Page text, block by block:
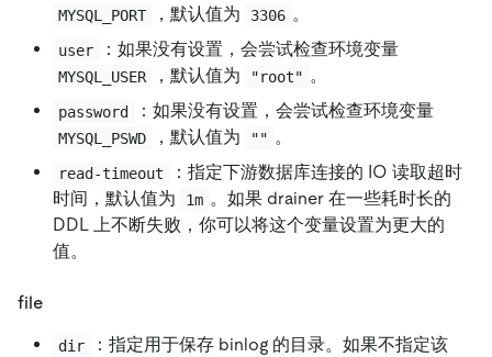
MYSQL_PORT ，默认值为 3306 。
user ：如果没有设置，会尝试检查环境变量
MYSQL_USER ，默认值为 "root" 。
password ：如果没有设置，会尝试检查环境变量
MYSQL_PSWD ，默认值为 "" 。
read-timeout
：指定下游数据库连接的 IO 读取超时
时间，默认值为
1m 。如果 drainer 在一些耗时长的
DDL 上不断失败，你可以将这个变量设置为更大的
值。
file
dir
：指定用于保存 binlog 的目录。如果不指定该